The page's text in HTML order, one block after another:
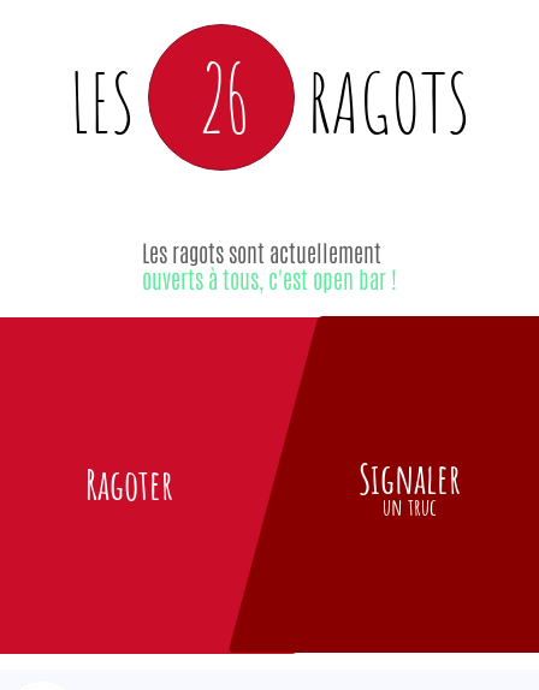
LES 26 RAGOTS
Ragoter
Les ragots sont actuellement
ouverts à tous, c'est open bar !
Signaler
un truc